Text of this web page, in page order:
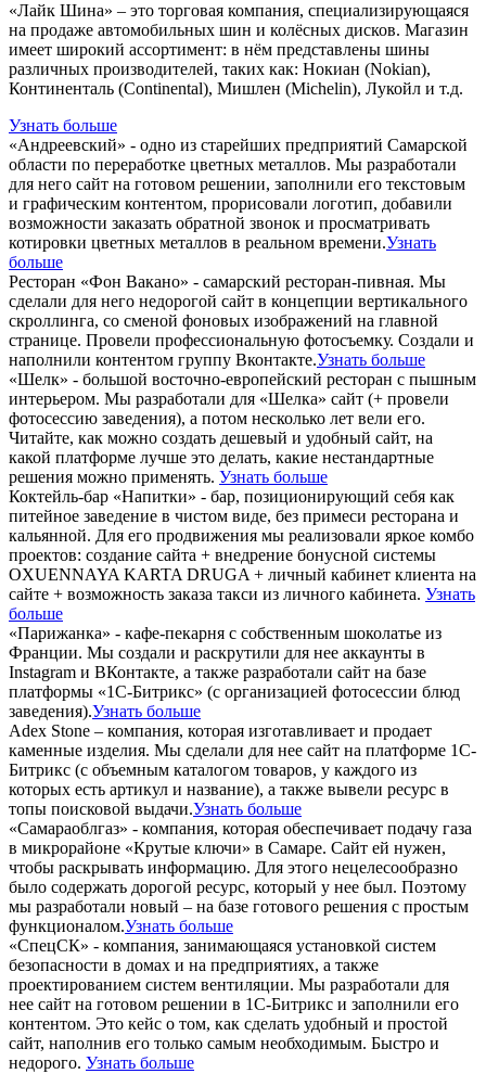
«Лайк Шина» – это торговая компания, специализирующаяся
на продаже автомобильных шин и колёсных дисков. Магазин
имеет широкий ассортимент: в нём представлены шины
различных производителей, таких как: Нокиан (Nokian),
Континенталь (Continental), Мишлен (Michelin), Лукойл и т.д.
Узнать больше
«Андреевский» - одно из старейших предприятий Самарской
области по переработке цветных металлов. Мы разработали
для него сайт на готовом решении, заполнили его текстовым
и графическим контентом, прорисовали логотип, добавили
возможности заказать обратной звонок и просматривать
котировки цветных металлов в реальном времени.Узнать
больше
Ресторан «Фон Вакано» - самарский ресторан-пивная. Мы
сделали для него недорогой сайт в концепции вертикального
скроллинга, со сменой фоновых изображений на главной
странице. Провели профессиональную фотосъемку. Создали и
наполнили контентом группу Вконтакте.Узнать больше
«Шелк» - большой восточно-европейский ресторан с пышным
интерьером. Мы разработали для «Шелка» сайт (+ провели
фотосессию заведения), а потом несколько лет вели его.
Читайте, как можно создать дешевый и удобный сайт, на
какой платформе лучше это делать, какие нестандартные
решения можно применять. Узнать больше
Коктейль-бар «Напитки» - бар, позиционирующий себя как
питейное заведение в чистом виде, без примеси ресторана и
кальянной. Для его продвижения мы реализовали яркое комбо
проектов: создание сайта + внедрение бонусной системы
OXUENNAYA KARTA DRUGA + личный кабинет клиента на
сайте + возможность заказа такси из личного кабинета. Узнать
больше
«Парижанка» - кафе-пекарня с собственным шоколатье из
Франции. Мы создали и раскрутили для нее аккаунты в
Instagram и ВКонтакте, а также разработали сайт на базе
платформы «1С-Битрикс» (с организацией фотосессии блюд
заведения).Узнать больше
Adex Stone – компания, которая изготавливает и продает
каменные изделия. Мы сделали для нее сайт на платформе 1С-
Битрикс (с объемным каталогом товаров, у каждого из
которых есть артикул и название), а также вывели ресурс в
топы поисковой выдачи.Узнать больше
«Самараоблгаз» - компания, которая обеспечивает подачу газа
в микрорайоне «Крутые ключи» в Самаре. Сайт ей нужен,
чтобы раскрывать информацию. Для этого нецелесообразно
было содержать дорогой ресурс, который у нее был. Поэтому
мы разработали новый – на базе готового решения с простым
функционалом.Узнать больше
«СпецСК» - компания, занимающаяся установкой систем
безопасности в домах и на предприятиях, а также
проектированием систем вентиляции. Мы разработали для
нее сайт на готовом решении в 1С-Битрикс и заполнили его
контентом. Это кейс о том, как сделать удобный и простой
сайт, наполнив его только самым необходимым. Быстро и
недорого. Узнать больше